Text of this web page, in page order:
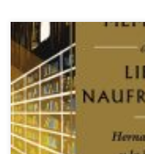
Una gran sala con libros en
sugerente cubierta de la
de los libros naufragados:
biblioteca universal (en
Books, Harper Collins,